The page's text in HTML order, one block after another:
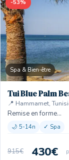
-53%
Spa & Bien-être
Tui Blue Palm
📍 Hammamet,
Remise en forme…
🌙 5-14n ✓ Spa
915€ 430€